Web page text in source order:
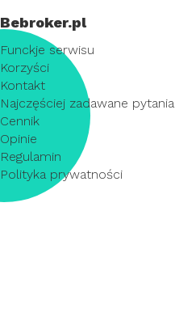
Bebroker.pl
Funckje serwisu
Korzyści
Kontakt
Najczęściej zadawane pytania
Cennik
Opinie
Regulamin
Polityka prywatności